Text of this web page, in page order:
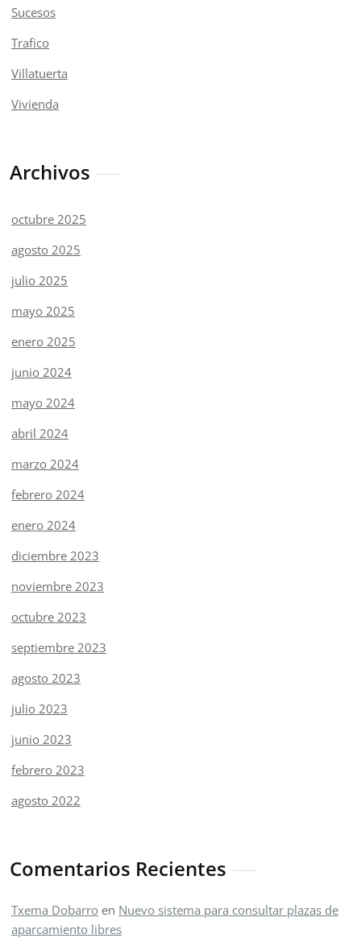
Sucesos
Trafico
Villatuerta
Vivienda
Archivos
octubre 2025
agosto 2025
julio 2025
mayo 2025
enero 2025
junio 2024
mayo 2024
abril 2024
marzo 2024
febrero 2024
enero 2024
diciembre 2023
noviembre 2023
octubre 2023
septiembre 2023
agosto 2023
julio 2023
junio 2023
febrero 2023
agosto 2022
Comentarios Recientes
Txema Dobarro en Nuevo sistema para consultar plazas de
aparcamiento libres